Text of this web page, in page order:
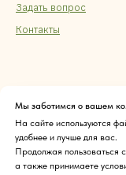
Мы заботимся о вашем
На сайте используются
удобнее и лучше для вас.
Продолжая пользоваться
а также принимаете
Задать вопрос
Контакты